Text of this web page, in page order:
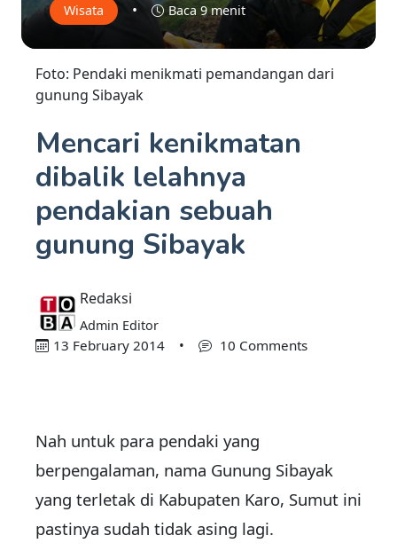
Wisata • Baca 9 menit
Foto: Pendaki menikmati pemandangan dari
gunung Sibayak
Mencari kenikmatan
dibalik lelahnya
pendakian sebuah
gunung Sibayak
Redaksi
Admin Editor
13 February 2014 • 10 Comments
Nah untuk para pendaki yang
berpengalaman, nama Gunung Sibayak
yang terletak di Kabupaten Karo, Sumut ini
pastinya sudah tidak asing lagi.